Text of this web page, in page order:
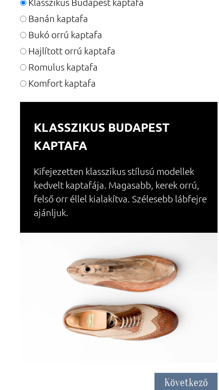
Banán kaptafa
Bukó orrú kaptafa
Hajlított orrú kaptafa
Romulus kaptafa
Komfort kaptafa
KLASSZIKUS BUDAPEST
KAPTAFA
Kifejezetten klasszikus stílusú modellek
kedvelt kaptafája. Magasabb, kerek orrú,
felső orr éllel kialakítva. Szélesebb lábfejre
ajánljuk.
Következő